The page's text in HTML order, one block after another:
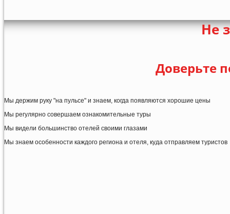
Не
Доверьте
Мы держим руку "на пульсе" и знаем, когда появляются хорошие цены
Мы регулярно совершаем ознакомительные туры
Мы видели большинство отелей своими глазами
Мы знаем особенности каждого региона и отеля, куда отправляем туристов